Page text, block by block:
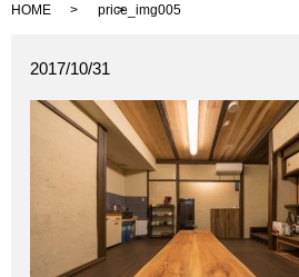
HOME price_img005
2017/10/31